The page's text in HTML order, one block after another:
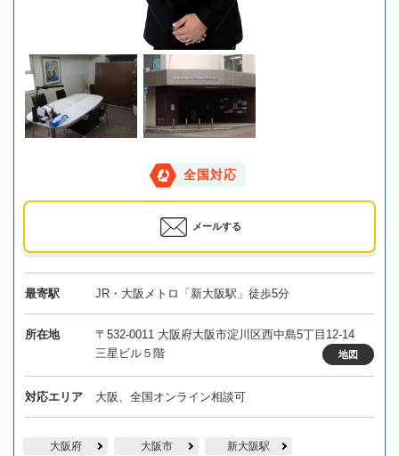
全国対応
メールする
最寄駅 JR・大阪メトロ「新大阪駅」徒歩5分
所在地
〒532-0011 大阪府大阪市淀川区西中島5丁目12-14
三星ビル５階
地図
対応エリア 大阪、全国オンライン相談可
大阪府 大阪市 新大阪駅